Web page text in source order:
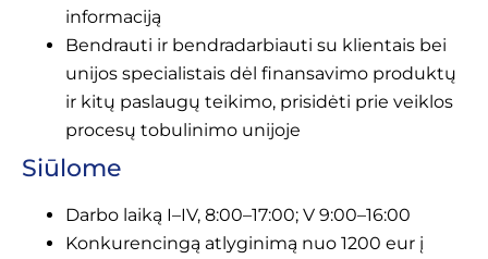
informaciją
Bendrauti ir bendradarbiauti su klientais bei
unijos specialistais dėl finansavimo produktų
ir kitų paslaugų teikimo, prisidėti prie veiklos
procesų tobulinimo unijoje
Siūlome
Darbo laiką I–IV, 8:00–17:00; V 9:00–16:00
Konkurencingą atlyginimą nuo 1200 eur į